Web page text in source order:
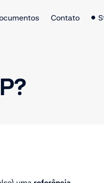
Contato